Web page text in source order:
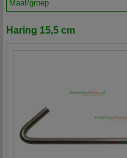
Haring 15,5 cm